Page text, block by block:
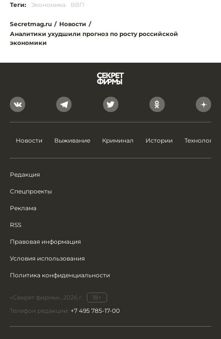
Теги: Экономика ВВП
Secretmag.ru / Новости /
Аналитики ухудшили прогноз по росту российской
экономики
Новости Выживание Криминал Истории Технологии
Редакция
Спецпроекты
Реклама
RSS
Правовая информация
Условия использования
Политика конфиденциальности
«Секрет фирмы», 2026 г.
18+
Телефон редакции: +7 495 785-17-00